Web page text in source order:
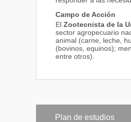
Campo de Acción
El Zootecnista de la
sector agropecuario
animal (carne, leche,
(bovinos, equinos);
entre otros).
Plan de estudios